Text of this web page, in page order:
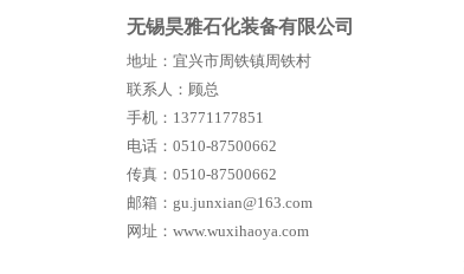
无锡昊雅石化装备有限公司
地址：宜兴市周铁镇周铁村
联系人：顾总
手机：13771177851
电话：0510-87500662
传真：0510-87500662
邮箱：gu.junxian@163.com
网址：www.wuxihaoya.com